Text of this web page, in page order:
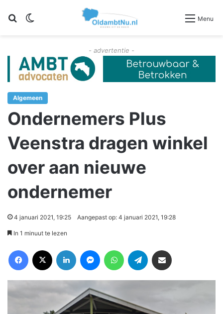
Zoeken Menu
- advertentie -
Algemeen
Ondernemers Plus
Veenstra dragen winkel
over aan nieuwe
ondernemer
4 januari 2021, 19:25 Aangepast op: 4 januari 2021, 19:28
In 1 minuut te lezen